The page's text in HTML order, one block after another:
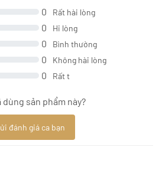
0 Rất hài lòng
0 Hi lòng
0 Bình thường
0 Không hài lòng
0 Rất t
dùng sản phẩm này?
đánh giá ca bạn